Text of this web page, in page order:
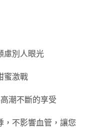
慮別人眼光
蜜激戰
潮不斷的享受
，不影響血管，讓您